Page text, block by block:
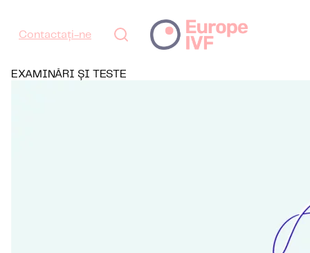
Contactați-ne
EXAMINĂRI ȘI TESTE